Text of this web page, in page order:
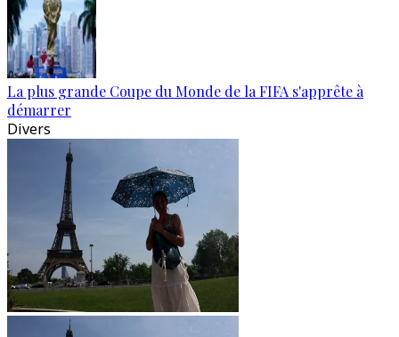
La plus grande Coupe du Monde de la FIFA s'apprête à
démarrer
Divers